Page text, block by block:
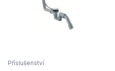
Příslušenství